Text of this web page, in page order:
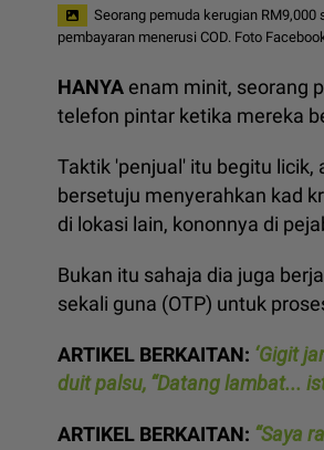
Seorang pemuda kerugian
pembayaran menerusi COD. Foto
HANYA enam minit, seorang
telefon pintar ketika mereka
Taktik 'penjual' itu begitu
bersetuju menyerahkan kad
di lokasi lain, kononnya di
Bukan itu sahaja dia juga
sekali guna (OTP) untuk
ARTIKEL BERKAITAN: ‘Gigit
duit palsu, “Datang lambat...
ARTIKEL BERKAITAN: “Saya